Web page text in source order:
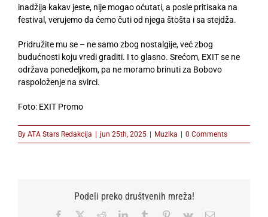
inadžija kakav jeste, nije mogao oćutati, a posle pritisaka na
festival, verujemo da ćemo čuti od njega štošta i sa stejdža.
Pridružite mu se – ne samo zbog nostalgije, već zbog
budućnosti koju vredi graditi. I to glasno. Srećom, EXIT se ne
održava ponedeljkom, pa ne moramo brinuti za Bobovo
raspoloženje na svirci.
Foto: EXIT Promo
By ATA Stars Redakcija jun 25th, 2025 Muzika 0 Comments
Podeli preko društvenih mreža!
Facebook RedditLinkedInTumblr Pinterest
Vk Email